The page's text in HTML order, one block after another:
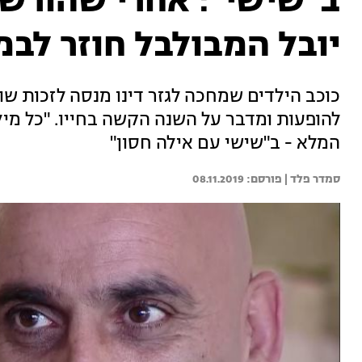
יובל המבולבל חוזר
כוכב הילדים שמחכה לגזר דינו מנסה לזכות
להופעות ומדבר על השנה הקשה בחייו. "כל
המלא - ב"שישי עם אילה חסון"
סמדר פלד | 08.11.2019